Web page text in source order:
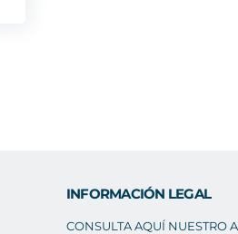
INFORMACIÓN LEGAL
CONSULTA AQUÍ NUESTRO